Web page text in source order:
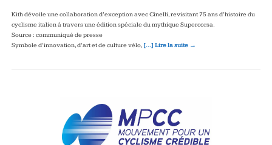
Kith dévoile une collaboration d’exception avec Cinelli, revisitant 75 ans d’histoire du
cyclisme italien à travers une édition spéciale du mythique Supercorsa.
Source : communiqué de presse
Symbole d’innovation, d’art et de culture vélo, […] Lire la suite →